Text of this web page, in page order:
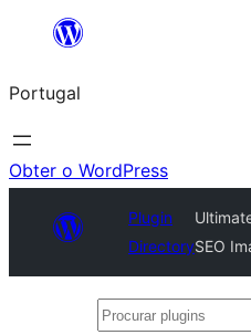
Saltar
o
conteúdo
Portugal
Obter o WordPress
Plugin
DirectorySEO
Procurar